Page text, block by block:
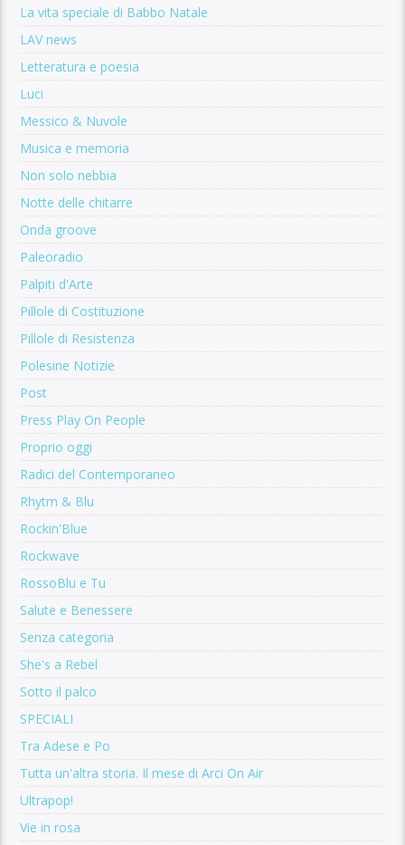
La vita speciale di Babbo Natale
LAV news
Letteratura e poesia
Luci
Messico & Nuvole
Musica e memoria
Non solo nebbia
Notte delle chitarre
Onda groove
Paleoradio
Palpiti d'Arte
Pillole di Costituzione
Pillole di Resistenza
Polesine Notizie
Post
Press Play On People
Proprio oggi
Radici del Contemporaneo
Rhytm & Blu
Rockin'Blue
Rockwave
RossoBlu e Tu
Salute e Benessere
Senza categoria
She's a Rebel
Sotto il palco
SPECIALI
Tra Adese e Po
Tutta un'altra storia. Il mese di Arci On Air
Ultrapop!
Vie in rosa